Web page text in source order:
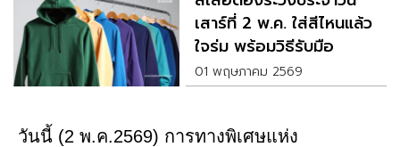
เสาร์ที่ 2 พ.ค. ใส่สีไหนแล้ว
ใจร่ม พร้อมวิธีรับมือ
เหตุการณ์ไม่คาดฝัน
01 พฤษภาคม 2569
วันนี้ (2 พ.ค.2569) การทางพิเศษแห่ง